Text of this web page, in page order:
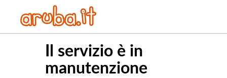
Il servizio è in
manutenzione